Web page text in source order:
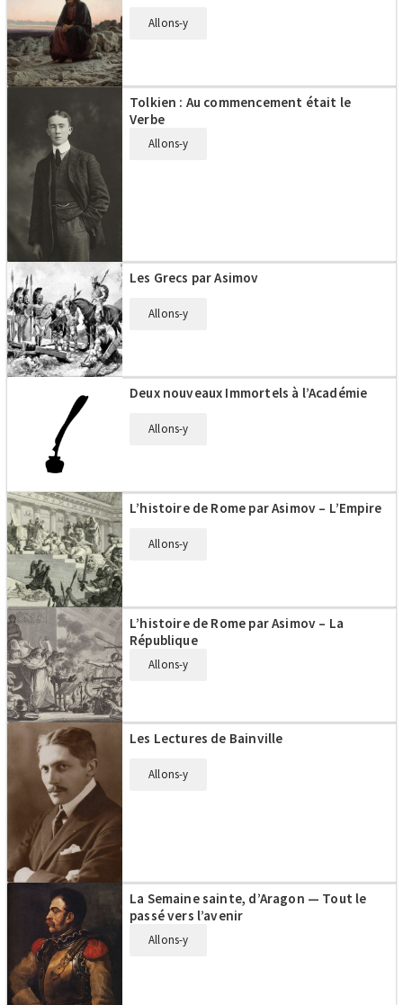
Allons-y
Tolkien : Au commencement était le
Verbe
Allons-y
Les Grecs par Asimov
Allons-y
Deux nouveaux Immortels à l’Académie
Allons-y
L’histoire de Rome par Asimov – L’Empire
Allons-y
L’histoire de Rome par Asimov – La
République
Allons-y
Les Lectures de Bainville
Allons-y
La Semaine sainte, d’Aragon — Tout le
passé vers l’avenir
Allons-y